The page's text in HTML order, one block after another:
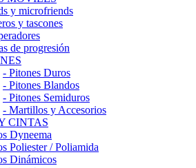
y microfriends
y tascones
de progresión
- Pitones Duros
- Pitones Blandos
- Pitones Semiduros
- Martillos y Accesorios
CINTAS
Dyneema
Poliester / Poliamida
Dinámicos